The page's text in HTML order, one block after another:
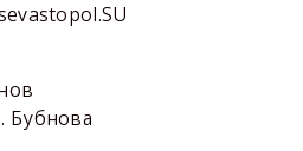
Бубнова